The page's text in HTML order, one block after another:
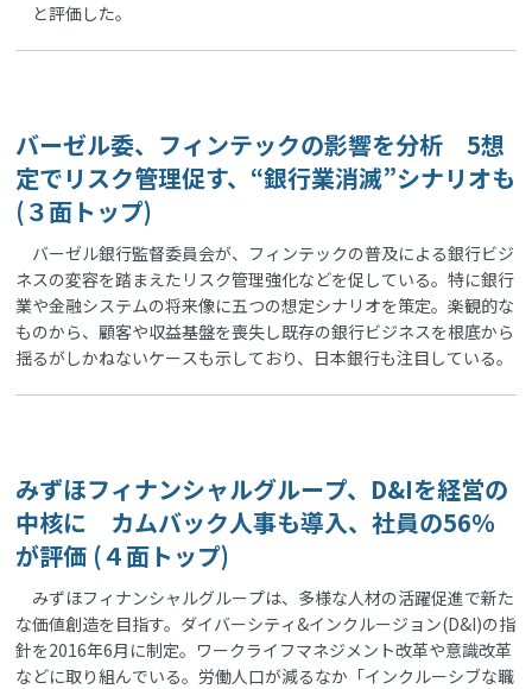
と評価した。
バーゼル委、フィンテックの影響を分析 5想
定でリスク管理促す、“銀行業消滅”シナリオも
(３面トップ)
バーゼル銀行監督委員会が、フィンテックの普及による銀行ビジ
ネスの変容を踏まえたリスク管理強化などを促している。特に銀行
業や金融システムの将来像に五つの想定シナリオを策定。楽観的な
ものから、顧客や収益基盤を喪失し既存の銀行ビジネスを根底から
揺るがしかねないケースも示しており、日本銀行も注目している。
みずほフィナンシャルグループ、D&Iを経営の
中核に カムバック人事も導入、社員の56％
が評価 (４面トップ)
みずほフィナンシャルグループは、多様な人材の活躍促進で新た
な価値創造を目指す。ダイバーシティ&インクルージョン(D&I)の指
針を2016年6月に制定。ワークライフマネジメント改革や意識改革
などに取り組んでいる。労働人口が減るなか「インクルーシブな職